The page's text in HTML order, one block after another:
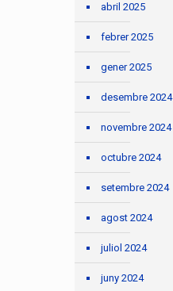
abril 2025
febrer 2025
gener 2025
desembre 2024
novembre 2024
octubre 2024
setembre 2024
agost 2024
juliol 2024
juny 2024